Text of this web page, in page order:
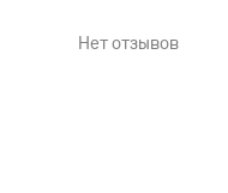
Нет отзывов